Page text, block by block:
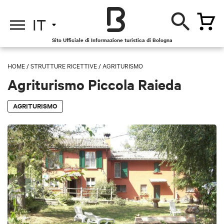
IT
Sito Ufficiale di Informazione turistica di Bologna
HOME /STRUTTURE RICETTIVE /AGRITURISMO
Agriturismo Piccola Raieda
AGRITURISMO